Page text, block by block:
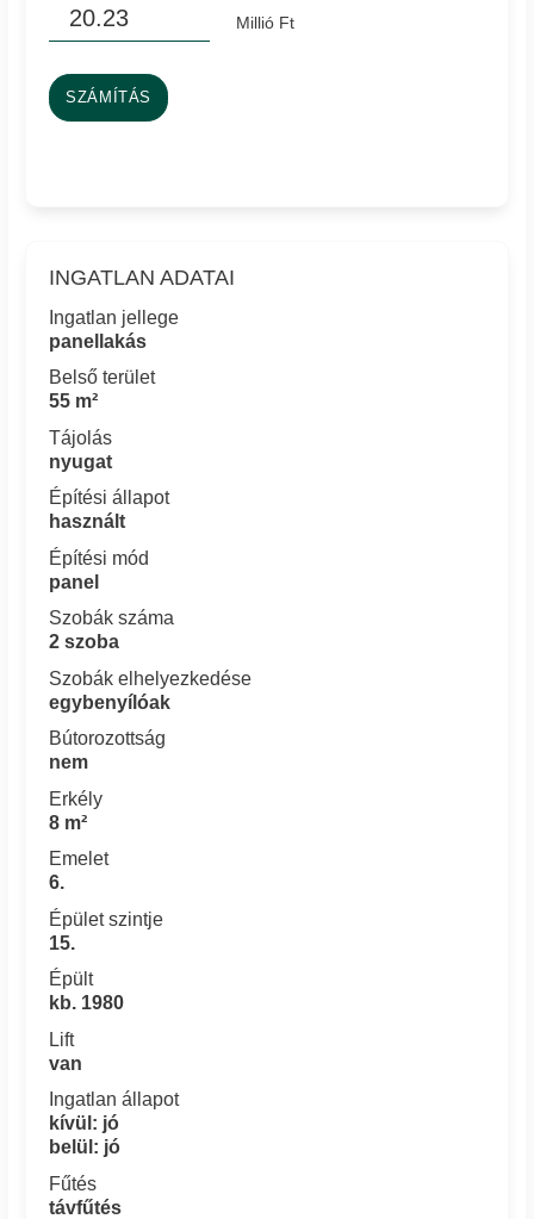
Millió Ft
SZÁMÍTÁS
INGATLAN ADATAI
Ingatlan jellege
panellakás
Belső terület
55 m²
Tájolás
nyugat
Építési állapot
használt
Építési mód
panel
Szobák száma
2 szoba
Szobák elhelyezkedése
egybenyílóak
Bútorozottság
nem
Erkély
8 m²
Emelet
6.
Épület szintje
15.
Épült
kb. 1980
Lift
van
Ingatlan állapot
kívül: jó
belül: jó
Fűtés
távfűtés